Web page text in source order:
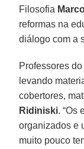
Filosofia
reformas na
diálogo com a
Professores
levando
cobertores,
Ridiniski. “Os
organizados e
muito pouco